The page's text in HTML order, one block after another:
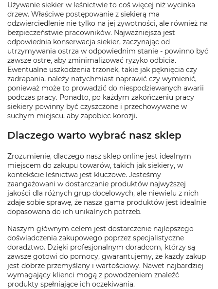
Używanie siekier w leśnictwie to coś więcej niż wycinka
drzew. Właściwe postępowanie z siekierą ma
odzwierciedlenie nie tylko na jej żywotności, ale również na
bezpieczeństwie pracowników. Najważniejsza jest
odpowiednia konserwacja siekier, zaczynając od
utrzymywania ostrza w odpowiednim stanie - powinno być
zawsze ostre, aby zminimalizować ryzyko odbicia.
Ewentualne uszkodzenia trzonek, takie jak pęknięcia czy
zadrapania, należy natychmiast naprawić czy wymienić,
ponieważ może to prowadzić do niespodziewanych awarii
podczas pracy. Ponadto, po każdym zakończeniu pracy
siekiery powinny być czyszczone i przechowywane w
suchym miejscu, aby zapobiec korozji.
Dlaczego warto wybrać nasz sklep
Zrozumienie, dlaczego nasz sklep online jest idealnym
miejscem do zakupu towarów, takich jak siekiery, w
kontekście leśnictwa jest kluczowe. Jesteśmy
zaangażowani w dostarczanie produktów najwyższej
jakości dla różnych grup docelowych, ale niewielu z nich
zdaje sobie sprawę, że nasza gama produktów jest idealnie
dopasowana do ich unikalnych potrzeb.
Naszym głównym celem jest dostarczenie najlepszego
doświadczenia zakupowego poprzez specjalistyczne
doradztwo. Dzięki profesjonalnym doradcom, którzy są
zawsze gotowi do pomocy, gwarantujemy, że każdy zakup
jest dobrze przemyślany i wartościowy. Nawet najbardziej
wymagający klienci mogą z powodzeniem znaleźć
produkty spełniające ich oczekiwania.